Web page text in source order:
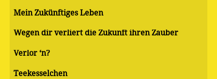
Mein Zukünftiges Leben
Wegen dir verliert die Zukunft ihren Zauber
Verlor ‘n?
Teekesselchen